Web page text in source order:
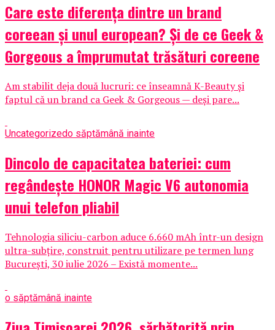
Care este diferența dintre un brand
coreean și unul european? Și de ce Geek &
Gorgeous a împrumutat trăsături coreene
Am stabilit deja două lucruri: ce înseamnă K-Beauty și
faptul că un brand ca Geek & Gorgeous — deși pare...
Uncategorizedo săptămână inainte
Dincolo de capacitatea bateriei: cum
regândește HONOR Magic V6 autonomia
unui telefon pliabil
Tehnologia siliciu-carbon aduce 6.660 mAh într-un design
ultra-subțire, construit pentru utilizare pe termen lung
București, 30 iulie 2026 – Există momente...
o săptămână inainte